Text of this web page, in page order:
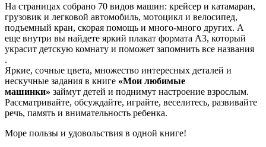
На страницах собрано 70 видов машин: крейсер и катамаран,
грузовик и легковой автомобиль, мотоцикл и велосипед,
подъемный кран, скорая помощь и много-много других. А
еще внутри вы найдете яркий плакат формата А3, который
украсит детскую комнату и поможет запомнить все названия
.
Яркие, сочные цвета, множество интересных деталей и
нескучные задания в книге «Мои любимые
машинки» займут детей и поднимут настроение взрослым.
Рассматривайте, обсуждайте, играйте, веселитесь, развивайте
речь, память и внимательность ребенка.
Море пользы и удовольствия в одной книге!